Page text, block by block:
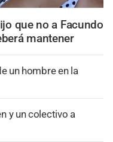
que no a Facundo
mantener
un hombre en la
y un colectivo a